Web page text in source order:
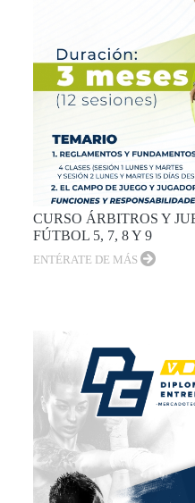
CURSO ÁRBITROS Y
FÚTBOL 5, 7, 8 Y 9
ENTÉRATE DE MÁS